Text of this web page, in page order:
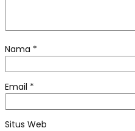
Nama *
Email *
Situs Web